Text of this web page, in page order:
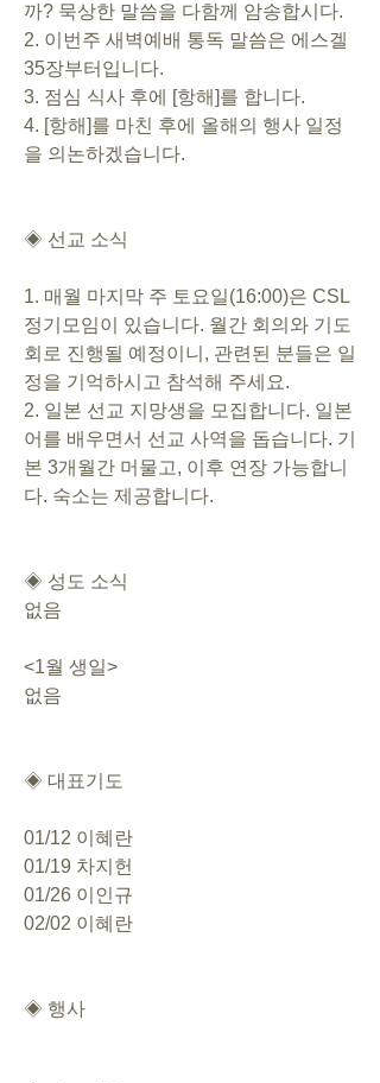
까? 묵상한 말씀을 다함께 암송합시다.
2. 이번주 새벽예배 통독 말씀은 에스겔
35장부터입니다.
3. 점심 식사 후에 [항해]를 합니다.
4. [항해]를 마친 후에 올해의 행사 일정
을 의논하겠습니다.
◈ 선교 소식
1. 매월 마지막 주 토요일(16:00)은 CSL
정기모임이 있습니다. 월간 회의와 기도
회로 진행될 예정이니, 관련된 분들은 일
정을 기억하시고 참석해 주세요.
2. 일본 선교 지망생을 모집합니다. 일본
어를 배우면서 선교 사역을 돕습니다. 기
본 3개월간 머물고, 이후 연장 가능합니
다. 숙소는 제공합니다.
◈ 성도 소식
없음
<1월 생일>
없음
◈ 대표기도
01/12 이혜란
01/19 차지헌
01/26 이인규
02/02 이혜란
◈ 행사